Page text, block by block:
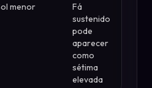
menor
Fá
sustenido
pode
aparecer
como
sétima
elevada